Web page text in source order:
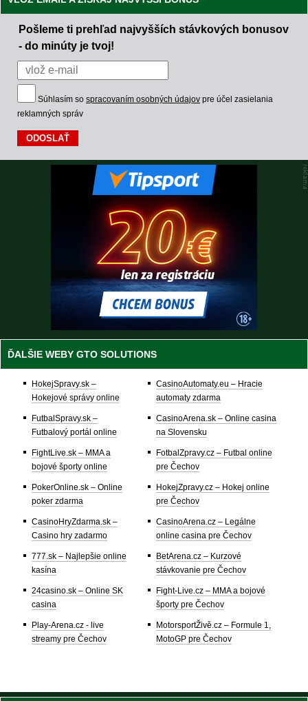
Pošleme ti prehľad najvyšších stávkových bonusov
- do minúty je tvoj!
Súhlasím so spracovaním osobných údajov pre účel zasielania
reklamných správ
ĎALŠIE WEBY GTO SOLUTIONS
HokejSpravy.sk –
Hokejové správy online
FutbalSpravy.sk –
Futbalový portál online
FightLive.sk – MMA a
bojové športy online
PokerOnline.sk – Online
poker zdarma
CasinoHryZdarma.sk –
Casino hry zadarmo
777.sk – Najlepšie online
kasína
24casino.sk – Online SK
casina
Play-Arena.cz - live
streamy pre Čechov
CasinoAutomaty.eu – Hracie
automaty zdarma
CasinoArena.sk – Online casina
na Slovensku
FotbalZpravy.cz – Futbal online
pre Čechov
HokejZpravy.cz – Hokej online
pre Čechov
CasinoArena.cz – Legálne
online casina pre Čechov
BetArena.cz – Kurzové
stávkovanie pre Čechov
Fight-Live.cz – MMA a bojové
športy pre Čechov
MotorsportŽivě.cz – Formule 1,
MotoGP pre Čechov